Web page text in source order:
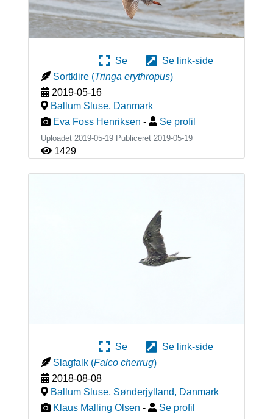
Se
Se link-side
Sortklire (Tringa erythropus)
2019-05-16
Ballum Sluse, Danmark
Eva Foss Henriksen - Se profil
Uploadet 2019-05-19 Publiceret 2019-05-19
1429
Se
Se link-side
Slagfalk (Falco cherrug)
2018-08-08
Ballum Sluse, Sønderjylland, Danmark
Klaus Malling Olsen - Se profil